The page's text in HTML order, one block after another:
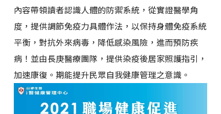
內容帶領讀者認識人體的防禦系統，從實證醫學角
度，提供調節免疫力具體作法，以保持身體免疫系統
平衡，對抗外來病毒，降低感染風險，進而預防疾
病！並由長庚醫療團隊，提供染疫後居家照護指引，
加速康復。期能提升民眾自我健康管理之意識。